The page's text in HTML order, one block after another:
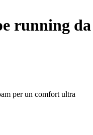
running da
per un comfort ultra